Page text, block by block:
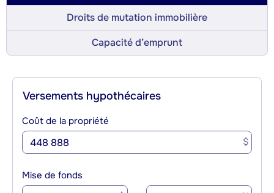
Droits de mutation immobilière
Capacité d’emprunt
Versements hypothécaires
Coût de la propriété
$
Mise de fonds